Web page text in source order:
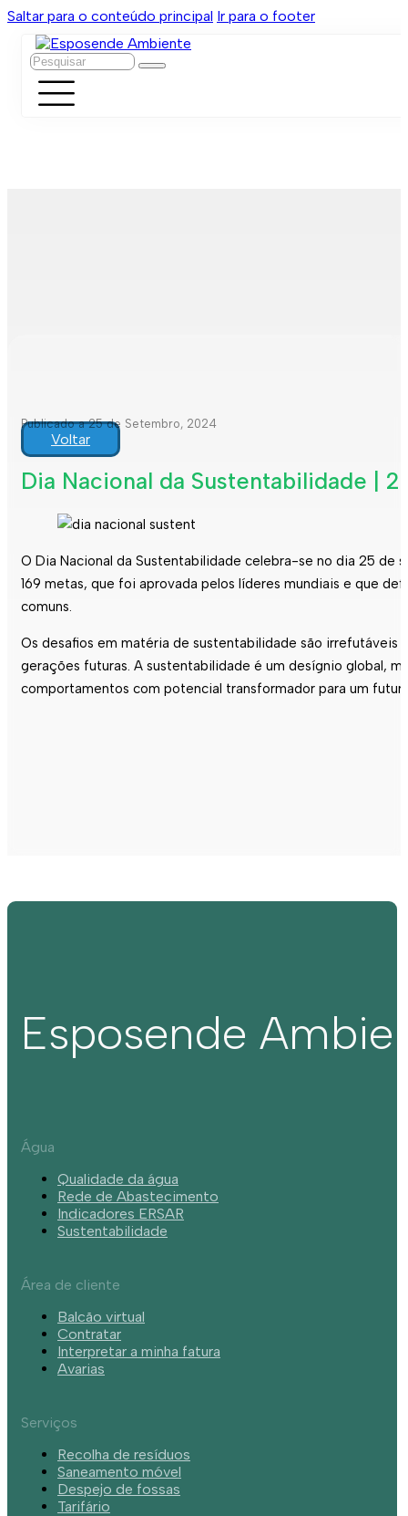
Saltar para o conteúdo principal Ir para o footer
Pesquisar
Publicado a 25 de Setembro, 2024
Voltar
Dia Nacional da Sustentabilidade |
O Dia Nacional da Sustentabilidade celebra-se no dia 25 de
169 metas, que foi aprovada pelos líderes mundiais e que
comuns.
Os desafios em matéria de sustentabilidade são
gerações futuras. A sustentabilidade é um desígnio global,
comportamentos com potencial transformador para um
Esposende
Água
Qualidade da água
Rede de Abastecimento
Indicadores ERSAR
Sustentabilidade
Área de cliente
Balcão virtual
Contratar
Interpretar a minha fatura
Avarias
Serviços
Recolha de resíduos
Saneamento móvel
Despejo de fossas
Tarifário